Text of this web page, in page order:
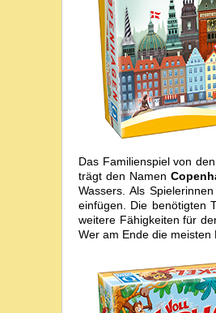
Das Familienspiel von
trägt den Namen
Wassers. Als
einfügen. Die benötigten
weitere Fähigkeiten für
Wer am Ende die meisten